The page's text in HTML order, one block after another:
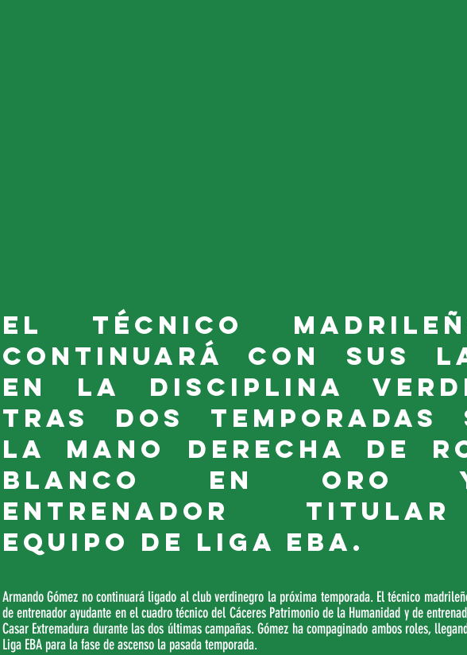
El técnico
continuará con sus
en la disciplina
tras dos temporadas
la mano derecha de
Blanco en Oro
entrenador
equipo de Liga EBA.
Armando Gómez no continuará ligado al club verdinegro la próxima temporada. El técnico
de entrenador ayudante en el cuadro técnico del Cáceres Patrimonio de la Humanidad y de
Casar Extremadura durante las dos últimas campañas. Gómez ha compaginado ambos roles,
Liga EBA para la fase de ascenso la pasada temporada.